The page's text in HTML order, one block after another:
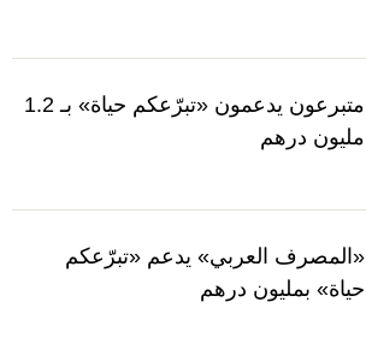
متبرعون يدعمون «تبرّعكم حياة» بـ 1.2
مليون درهم
«المصرف العربي» يدعم «تبرّعكم
حياة» بمليون درهم